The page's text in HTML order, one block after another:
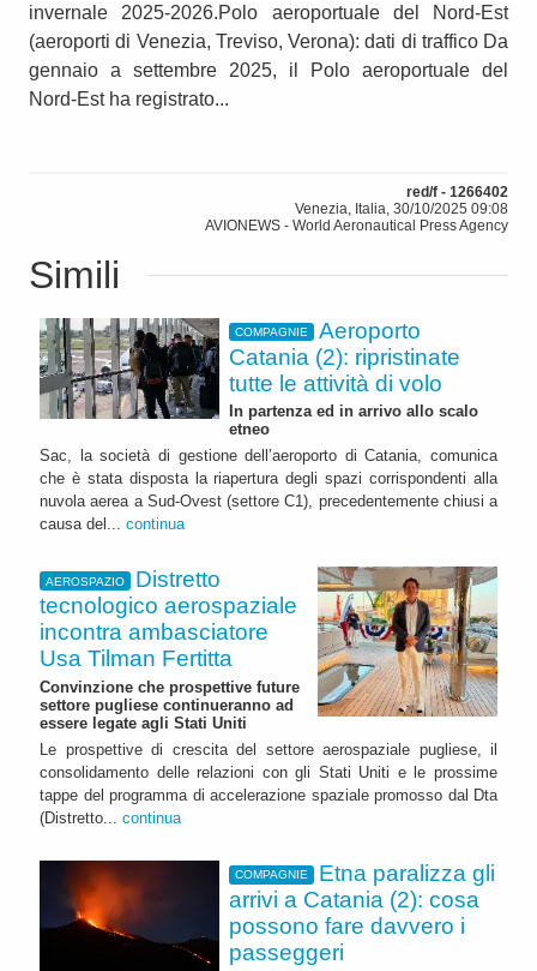
invernale 2025-2026.Polo aeroportuale del Nord-Est
(aeroporti di Venezia, Treviso, Verona): dati di traffico Da
gennaio a settembre 2025, il Polo aeroportuale del
Nord-Est ha registrato...
red/f - 1266402
Venezia, Italia, 30/10/2025 09:08
AVIONEWS - World Aeronautical Press Agency
Simili
COMPAGNIE
Aeroporto
Catania (2): ripristinate
tutte le attività di volo
In partenza ed in arrivo allo scalo
etneo
Sac, la società di gestione dell’aeroporto di Catania, comunica
che è stata disposta la riapertura degli spazi corrispondenti alla
nuvola aerea a Sud-Ovest (settore C1), precedentemente chiusi a
causa del... continua
AEROSPAZIO
Distretto
tecnologico aerospaziale
incontra ambasciatore
Usa Tilman Fertitta
Convinzione che prospettive future
settore pugliese continueranno ad
essere legate agli Stati Uniti
Le prospettive di crescita del settore aerospaziale pugliese, il
consolidamento delle relazioni con gli Stati Uniti e le prossime
tappe del programma di accelerazione spaziale promosso dal Dta
(Distretto... continua
COMPAGNIE
Etna paralizza gli
arrivi a Catania (2): cosa
possono fare davvero i
passeggeri